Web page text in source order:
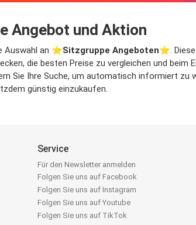
Angebot und Aktion
Auswahl an ⭐️Sitzgruppe Angeboten⭐️.
die besten Preise zu vergleichen und
Sie Ihre Suche, um automatisch informiert
günstig einzukaufen.
Service
Für den Newsletter anmelden
Folgen Sie uns auf Facebook
Folgen Sie uns auf Instagram
Folgen Sie uns auf Youtube
Folgen Sie uns auf TikTok